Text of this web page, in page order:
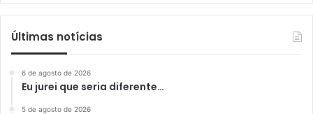
Últimas notícias
6 de agosto de 2026
Eu jurei que seria diferente…
5 de agosto de 2026